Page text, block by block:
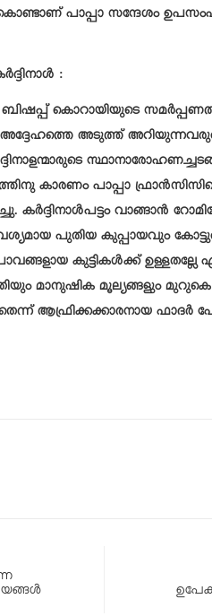
പാപ്പാ സന്ദേശം
:
കൊറായിയുടെ
അദ്ദേഹത്തെ അടുത്ത്
കാരണം പാപ്പാ
കര്‍ദ്ദിനാള്‍പട്ടം വാങ്ങാന്‍
പുതിയ കുപ്പായവും
കുട്ടികൾക്ക് ഉള്ളതല്ലേ
മാനുഷിക മൂല്യങ്ങളും മുറുകെ
ആഫ്രിക്കക്കാരനായ